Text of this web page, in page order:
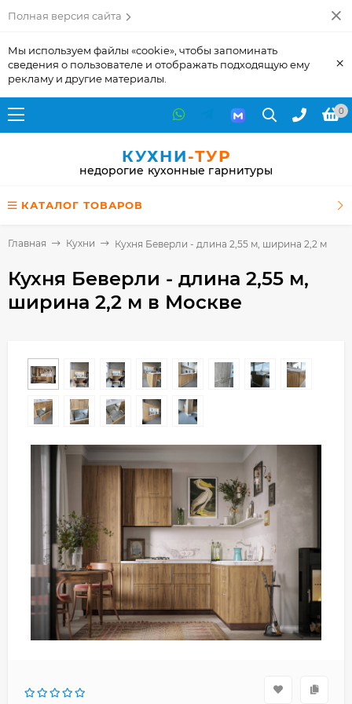
Полная версия сайта
Мы используем файлы «cookie», чтобы запоминать
сведения о пользователе и отображать подходящую ему
рекламу и другие материалы.
×
0
КУХНИ-ТУР
недорогие кухонные гарнитуры
КАТАЛОГ ТОВАРОВ
Главная Кухни Кухня Беверли - длина 2,55 м, ширина 2,2 м
Кухня Беверли - длина 2,55 м,
ширина 2,2 м в Москве